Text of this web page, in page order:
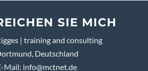
SIE MICH
| training and consulting
Deutschland
Mail: info@mctnet.de